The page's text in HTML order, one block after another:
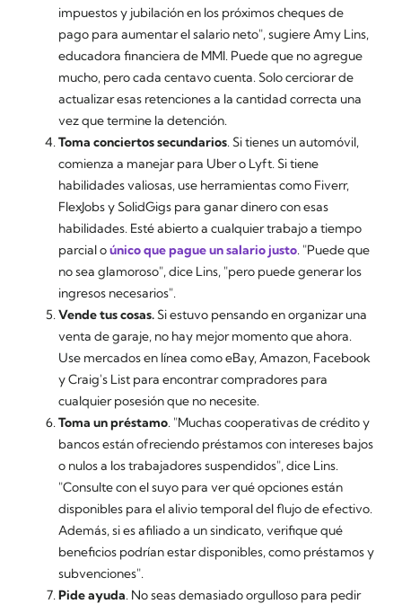
impuestos y jubilación en los próximos cheques de
pago para aumentar el salario neto", sugiere Amy Lins,
educadora financiera de MMI. Puede que no agregue
mucho, pero cada centavo cuenta. Solo cerciorar de
actualizar esas retenciones a la cantidad correcta una
vez que termine la detención.
Toma conciertos secundarios. Si tienes un automóvil,
comienza a manejar para Uber o Lyft. Si tiene
habilidades valiosas, use herramientas como Fiverr,
FlexJobs y SolidGigs para ganar dinero con esas
habilidades. Esté abierto a cualquier trabajo a tiempo
parcial oúnico que pague un salario justo. "Puede que
no sea glamoroso", dice Lins, "pero puede generar los
ingresos necesarios".
Vende tus cosas.Si estuvo pensando en organizar una
venta de garaje, no hay mejor momento que ahora.
Use mercados en línea como eBay, Amazon, Facebook
y Craig's List para encontrar compradores para
cualquier posesión que no necesite.
Toma un préstamo. "Muchas cooperativas de crédito y
bancos están ofreciendo préstamos con intereses bajos
o nulos a los trabajadores suspendidos", dice Lins.
"Consulte con el suyo para ver qué opciones están
disponibles para el alivio temporal del flujo de efectivo.
Además, si es afiliado a un sindicato, verifique qué
beneficios podrían estar disponibles, como préstamos y
subvenciones".
Pide ayuda. No seas demasiado orgulloso para pedir